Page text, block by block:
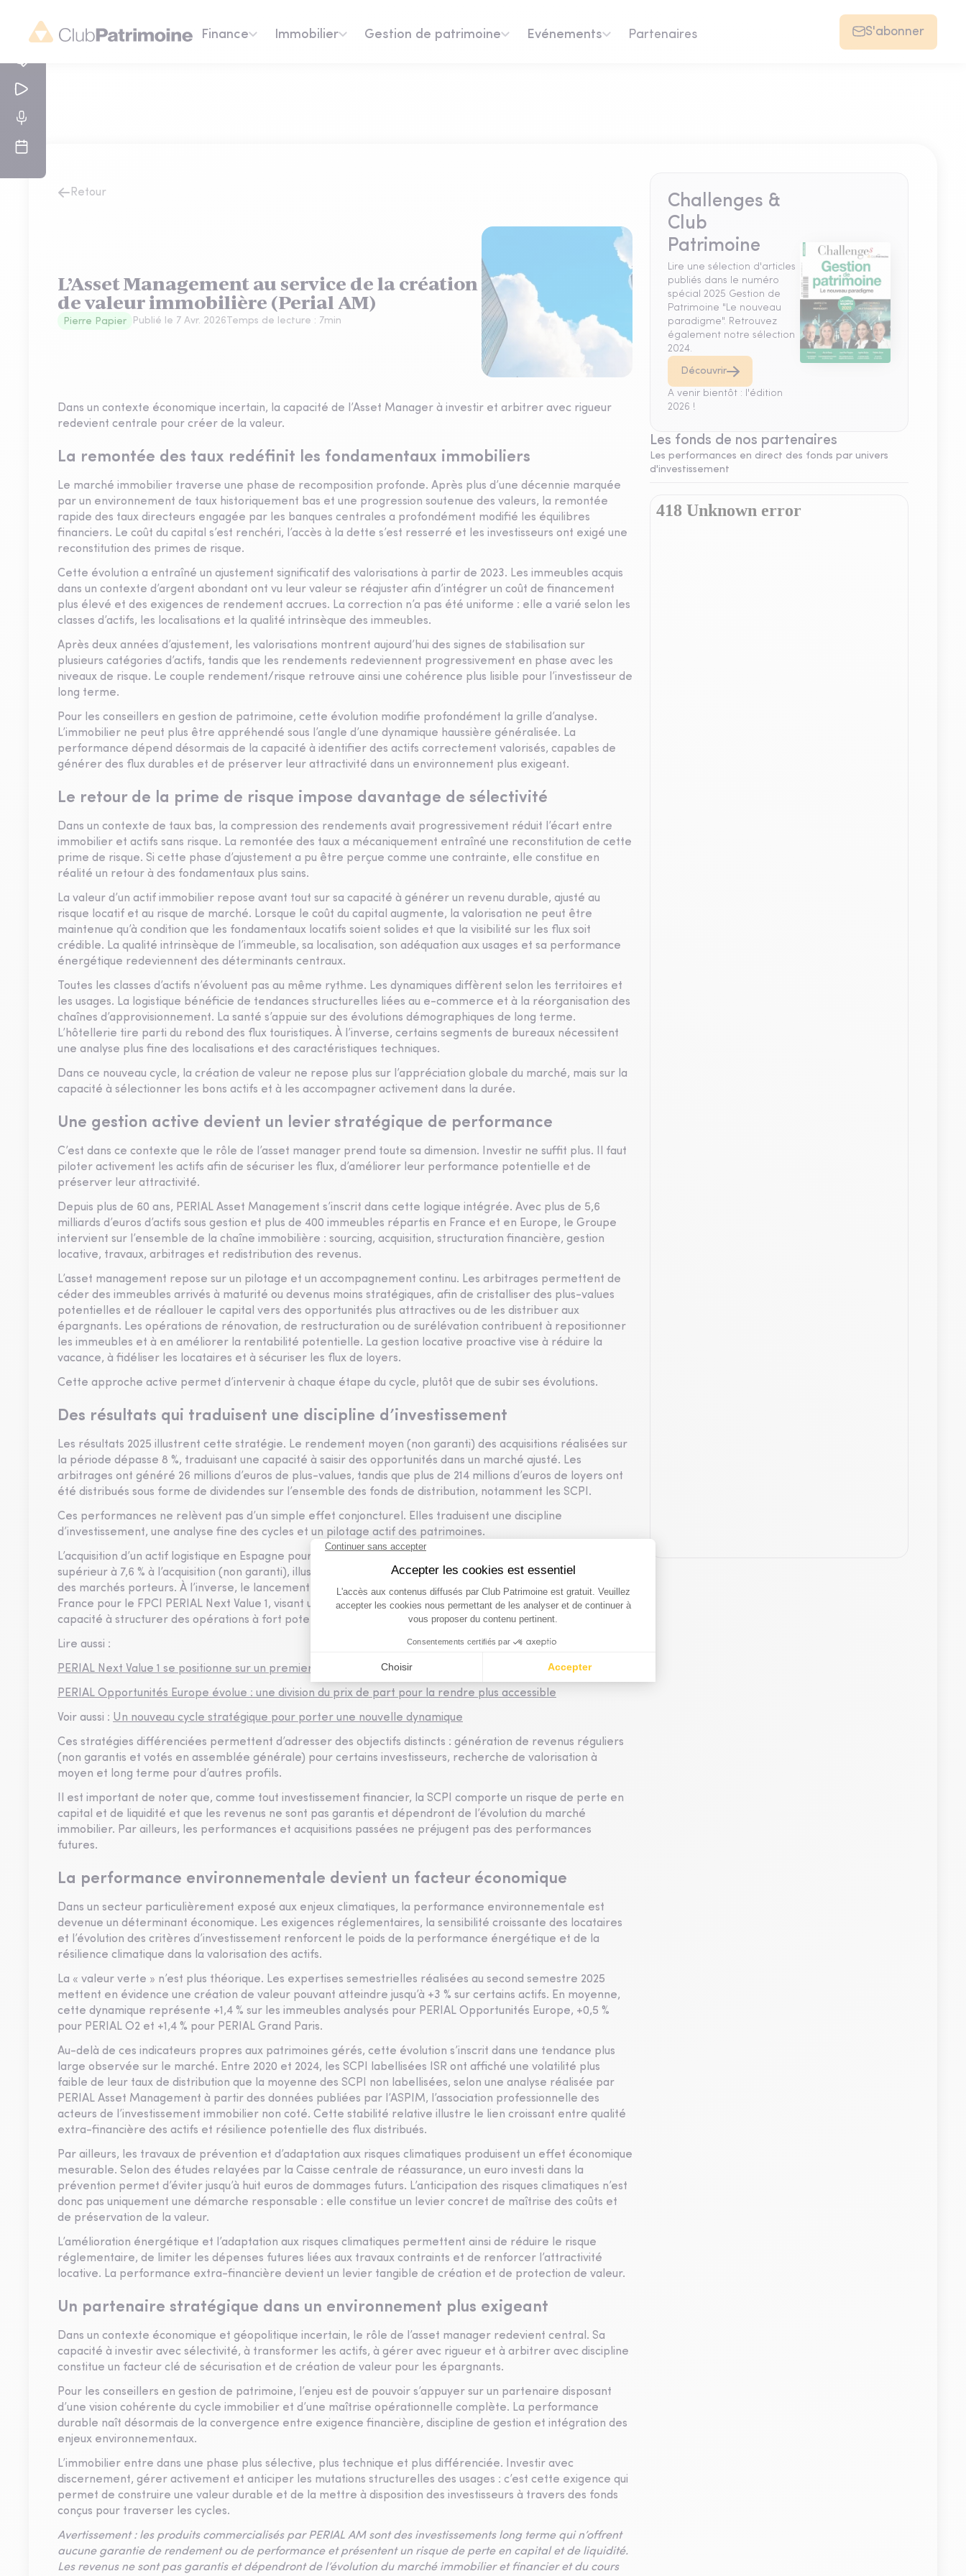
Finance Immobilier Gestion de patrimoine Evénements Partenaires S'abonner
Retour
L’Asset Management au service de la création
de valeur immobilière (Perial AM)
Pierre Papier Publié le 7 Avr. 2026Temps de lecture : 7min
Dans un contexte économique incertain, la capacité de l’Asset Manager à investir et arbitrer avec rigueur
redevient centrale pour créer de la valeur.
La remontée des taux redéfinit les fondamentaux immobiliers
Le marché immobilier traverse une phase de recomposition profonde. Après plus d’une décennie marquée
par un environnement de taux historiquement bas et une progression soutenue des valeurs, la remontée
rapide des taux directeurs engagée par les banques centrales a profondément modifié les équilibres
financiers. Le coût du capital s’est renchéri, l’accès à la dette s’est resserré et les investisseurs ont exigé une
reconstitution des primes de risque.
Cette évolution a entraîné un ajustement significatif des valorisations à partir de 2023. Les immeubles acquis
dans un contexte d’argent abondant ont vu leur valeur se réajuster afin d’intégrer un coût de financement
plus élevé et des exigences de rendement accrues. La correction n’a pas été uniforme : elle a varié selon les
classes d’actifs, les localisations et la qualité intrinsèque des immeubles.
Après deux années d’ajustement, les valorisations montrent aujourd’hui des signes de stabilisation sur
plusieurs catégories d’actifs, tandis que les rendements redeviennent progressivement en phase avec les
niveaux de risque. Le couple rendement/risque retrouve ainsi une cohérence plus lisible pour l’investisseur de
long terme.
Pour les conseillers en gestion de patrimoine, cette évolution modifie profondément la grille d’analyse.
L’immobilier ne peut plus être appréhendé sous l’angle d’une dynamique haussière généralisée. La
performance dépend désormais de la capacité à identifier des actifs correctement valorisés, capables de
générer des flux durables et de préserver leur attractivité dans un environnement plus exigeant.
Le retour de la prime de risque impose davantage de sélectivité
Dans un contexte de taux bas, la compression des rendements avait progressivement réduit l’écart entre
immobilier et actifs sans risque. La remontée des taux a mécaniquement entraîné une reconstitution de cette
prime de risque. Si cette phase d’ajustement a pu être perçue comme une contrainte, elle constitue en
réalité un retour à des fondamentaux plus sains.
La valeur d’un actif immobilier repose avant tout sur sa capacité à générer un revenu durable, ajusté au
risque locatif et au risque de marché. Lorsque le coût du capital augmente, la valorisation ne peut être
maintenue qu’à condition que les fondamentaux locatifs soient solides et que la visibilité sur les flux soit
crédible. La qualité intrinsèque de l’immeuble, sa localisation, son adéquation aux usages et sa performance
énergétique redeviennent des déterminants centraux.
Toutes les classes d’actifs n’évoluent pas au même rythme. Les dynamiques diffèrent selon les territoires et
les usages. La logistique bénéficie de tendances structurelles liées au e-commerce et à la réorganisation des
chaînes d’approvisionnement. La santé s’appuie sur des évolutions démographiques de long terme.
L’hôtellerie tire parti du rebond des flux touristiques. À l’inverse, certains segments de bureaux nécessitent
une analyse plus fine des localisations et des caractéristiques techniques.
Dans ce nouveau cycle, la création de valeur ne repose plus sur l’appréciation globale du marché, mais sur la
capacité à sélectionner les bons actifs et à les accompagner activement dans la durée.
Une gestion active devient un levier stratégique de performance
C’est dans ce contexte que le rôle de l’asset manager prend toute sa dimension. Investir ne suffit plus. Il faut
piloter activement les actifs afin de sécuriser les flux, d’améliorer leur performance potentielle et de
préserver leur attractivité.
Depuis plus de 60 ans, PERIAL Asset Management s’inscrit dans cette logique intégrée. Avec plus de 5,6
milliards d’euros d’actifs sous gestion et plus de 400 immeubles répartis en France et en Europe, le Groupe
intervient sur l’ensemble de la chaîne immobilière : sourcing, acquisition, structuration financière, gestion
locative, travaux, arbitrages et redistribution des revenus.
L’asset management repose sur un pilotage et un accompagnement continu. Les arbitrages permettent de
céder des immeubles arrivés à maturité ou devenus moins stratégiques, afin de cristalliser des plus-values
potentielles et de réallouer le capital vers des opportunités plus attractives ou de les distribuer aux
épargnants. Les opérations de rénovation, de restructuration ou de surélévation contribuent à repositionner
les immeubles et à en améliorer la rentabilité potentielle. La gestion locative proactive vise à réduire la
vacance, à fidéliser les locataires et à sécuriser les flux de loyers.
Cette approche active permet d’intervenir à chaque étape du cycle, plutôt que de subir ses évolutions.
Des résultats qui traduisent une discipline d’investissement
Les résultats 2025 illustrent cette stratégie. Le rendement moyen (non garanti) des acquisitions réalisées sur
la période dépasse 8 %, traduisant une capacité à saisir des opportunités dans un marché ajusté. Les
arbitrages ont généré 26 millions d’euros de plus-values, tandis que plus de 214 millions d’euros de loyers ont
été distribués sous forme de dividendes sur l’ensemble des fonds de distribution, notamment les SCPI.
Ces performances ne relèvent pas d’un simple effet conjoncturel. Elles traduisent une discipline
d’investissement, une analyse fine des cycles et un pilotage actif des patrimoines.
L’acquisition d’un actif logistique en Espagne pour la SCPI PERIAL Opportunités Europe, offrant un rendement
supérieur à 7,6 % à l’acquisition (non garanti), illustre la recherche d’actifs immédiatement contributifs dans
des marchés porteurs. À l’inverse, le lancement d’un projet de rénovation et de surélévation en Île-de-
France pour le FPCI PERIAL Next Value 1, visant un TRI cible supérieur à 16 % (non garanti), démontre la
capacité à structurer des opérations à fort potentiel de revalorisation.
Lire aussi :
PERIAL Next Value 1 se positionne sur un premier immeuble, à Neuilly
PERIAL Opportunités Europe évolue : une division du prix de part pour la rendre plus accessible
Voir aussi : Un nouveau cycle stratégique pour porter une nouvelle dynamique
Ces stratégies différenciées permettent d’adresser des objectifs distincts : génération de revenus réguliers
(non garantis et votés en assemblée générale) pour certains investisseurs, recherche de valorisation à
moyen et long terme pour d’autres profils.
Il est important de noter que, comme tout investissement financier, la SCPI comporte un risque de perte en
capital et de liquidité et que les revenus ne sont pas garantis et dépendront de l’évolution du marché
immobilier. Par ailleurs, les performances et acquisitions passées ne préjugent pas des performances
futures.
La performance environnementale devient un facteur économique
Dans un secteur particulièrement exposé aux enjeux climatiques, la performance environnementale est
devenue un déterminant économique. Les exigences réglementaires, la sensibilité croissante des locataires
et l’évolution des critères d’investissement renforcent le poids de la performance énergétique et de la
résilience climatique dans la valorisation des actifs.
La « valeur verte » n’est plus théorique. Les expertises semestrielles réalisées au second semestre 2025
mettent en évidence une création de valeur pouvant atteindre jusqu’à +3 % sur certains actifs. En moyenne,
cette dynamique représente +1,4 % sur les immeubles analysés pour PERIAL Opportunités Europe, +0,5 %
pour PERIAL O2 et +1,4 % pour PERIAL Grand Paris.
Au-delà de ces indicateurs propres aux patrimoines gérés, cette évolution s’inscrit dans une tendance plus
large observée sur le marché. Entre 2020 et 2024, les SCPI labellisées ISR ont affiché une volatilité plus
faible de leur taux de distribution que la moyenne des SCPI non labellisées, selon une analyse réalisée par
PERIAL Asset Management à partir des données publiées par l’ASPIM, l’association professionnelle des
acteurs de l’investissement immobilier non coté. Cette stabilité relative illustre le lien croissant entre qualité
extra-financière des actifs et résilience potentielle des flux distribués.
Par ailleurs, les travaux de prévention et d’adaptation aux risques climatiques produisent un effet économique
mesurable. Selon des études relayées par la Caisse centrale de réassurance, un euro investi dans la
prévention permet d’éviter jusqu’à huit euros de dommages futurs. L’anticipation des risques climatiques n’est
donc pas uniquement une démarche responsable : elle constitue un levier concret de maîtrise des coûts et
de préservation de la valeur.
L’amélioration énergétique et l’adaptation aux risques climatiques permettent ainsi de réduire le risque
réglementaire, de limiter les dépenses futures liées aux travaux contraints et de renforcer l’attractivité
locative. La performance extra-financière devient un levier tangible de création et de protection de valeur.
Un partenaire stratégique dans un environnement plus exigeant
Dans un contexte économique et géopolitique incertain, le rôle de l’asset manager redevient central. Sa
capacité à investir avec sélectivité, à transformer les actifs, à gérer avec rigueur et à arbitrer avec discipline
constitue un facteur clé de sécurisation et de création de valeur pour les épargnants.
Pour les conseillers en gestion de patrimoine, l’enjeu est de pouvoir s’appuyer sur un partenaire disposant
d’une vision cohérente du cycle immobilier et d’une maîtrise opérationnelle complète. La performance
durable naît désormais de la convergence entre exigence financière, discipline de gestion et intégration des
enjeux environnementaux.
L’immobilier entre dans une phase plus sélective, plus technique et plus différenciée. Investir avec
discernement, gérer activement et anticiper les mutations structurelles des usages : c’est cette exigence qui
permet de construire une valeur durable et de la mettre à disposition des investisseurs à travers des fonds
conçus pour traverser les cycles.
Avertissement : les produits commercialisés par PERIAL AM sont des investissements long terme qui n’offrent
aucune garantie de rendement ou de performance et présentent un risque de perte en capital et de liquidité.
Les revenus ne sont pas garantis et dépendront de l’évolution du marché immobilier et financier et du cours
Challenges &
Club
Patrimoine
Lire une sélection d'articles
publiés dans le numéro
spécial 2025 Gestion de
Patrimoine "Le nouveau
paradigme". Retrouvez
également notre sélection
2024.
Découvrir
A venir bientôt : l'édition
2026 !
Les fonds de nos partenaires
Les performances en direct des fonds par univers
d'investissement